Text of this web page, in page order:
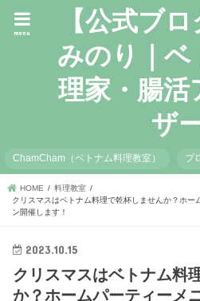
【公式ブ
みのり｜
理家・腸活
ザ
menu
ChamCham（ベトナム料理教室） プ
HOME
料理教室
クリスマスはベトナム料理で乾杯しませんか？ホー
ン開催します！
2023.10.15
クリスマスはベトナム料
か？ホームパーティーメ